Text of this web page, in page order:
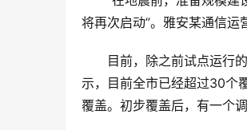
将再次启动”。雅安某通信运
目前，除之前试点运行
示，目前全市已经超过30个
覆盖。初步覆盖后，有一个